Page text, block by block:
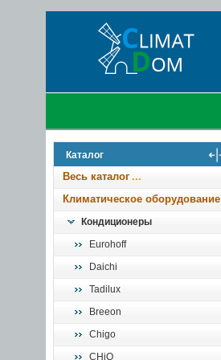
Каталог
Весь каталог
Климатическое оборудование
Кондиционеры
Eurohoff
Daichi
Tadilux
Breeon
Chigo
CHiQ